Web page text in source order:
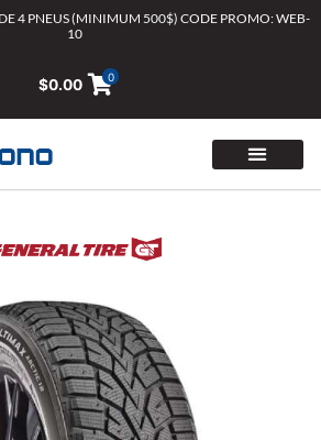
DE 4 PNEUS (MINIMUM 500$) CODE PROMO: WEB-
10
$0.00 0